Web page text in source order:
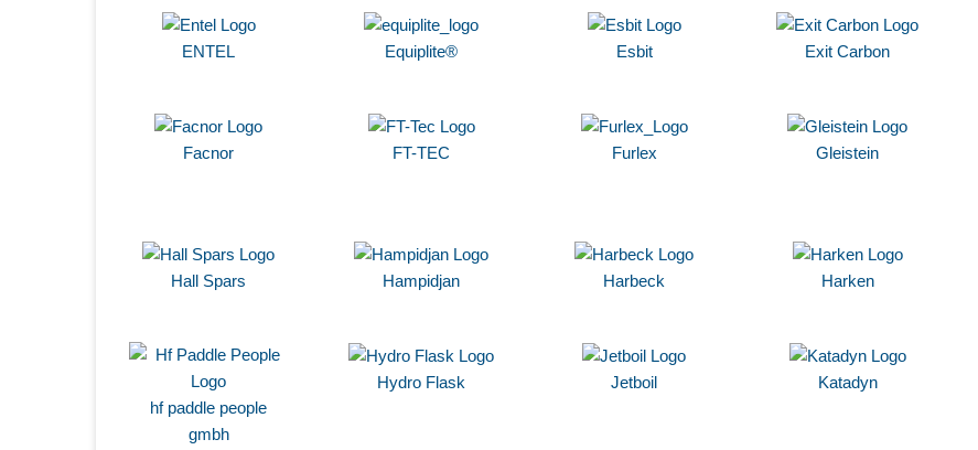
ENTEL Equiplite® Esbit
Exit Carbon
Facnor FT-TEC Furlex
Gleistein
Hall Spars Hampidjan Harbeck Harken
hf paddle people
gmbh
Hydro Flask Jetboil Katadyn